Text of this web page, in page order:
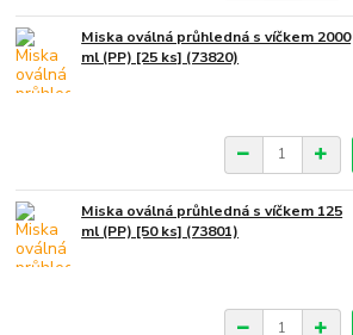
Miska oválná průhledná s víčkem 2000
ml (PP) [25 ks] (73820)
Miska oválná průhledná s víčkem 125
ml (PP) [50 ks] (73801)